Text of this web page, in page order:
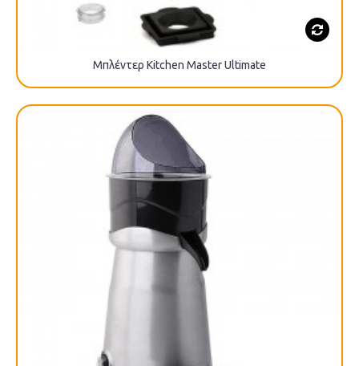
Μπλέντερ Kitchen Master Ultimate